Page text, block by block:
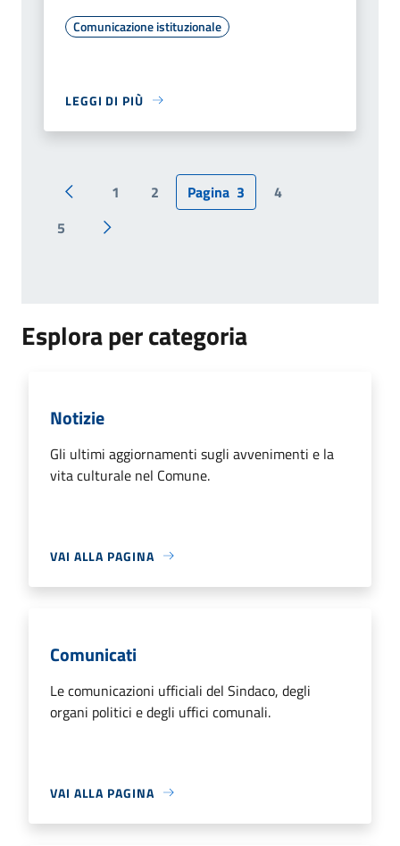
Comunicazione istituzionale
LEGGI DI PIÙ
Pagina precedente
1 2 Pagina 3
4
5
Pagina successiva
Esplora per categoria
Notizie
Gli ultimi aggiornamenti sugli avvenimenti e la
vita culturale nel Comune.
VAI ALLA PAGINA
Comunicati
Le comunicazioni ufficiali del Sindaco, degli
organi politici e degli uffici comunali.
VAI ALLA PAGINA